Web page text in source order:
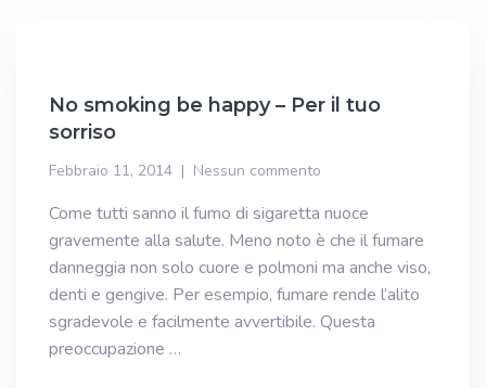
No smoking be happy – Per il tuo
sorriso
Febbraio 11, 2014 Nessun commento
Come tutti sanno il fumo di sigaretta nuoce
gravemente alla salute. Meno noto è che il fumare
danneggia non solo cuore e polmoni ma anche viso,
denti e gengive. Per esempio, fumare rende l’alito
sgradevole e facilmente avvertibile. Questa
preoccupazione …